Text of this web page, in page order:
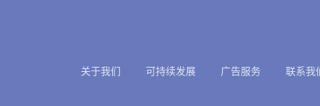
关于我们 可持续发展 广告服务 联系我